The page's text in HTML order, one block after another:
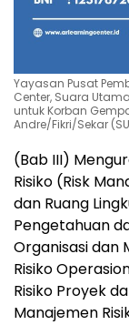
Yayasan Pusat
Center, Suara
untuk Korban
Andre/Fikri/Sekar
(Bab III)
Risiko (Risk
dan Ruang
Pengetahuan
Organisasi dan
Risiko
Risiko Proyek
Manajemen